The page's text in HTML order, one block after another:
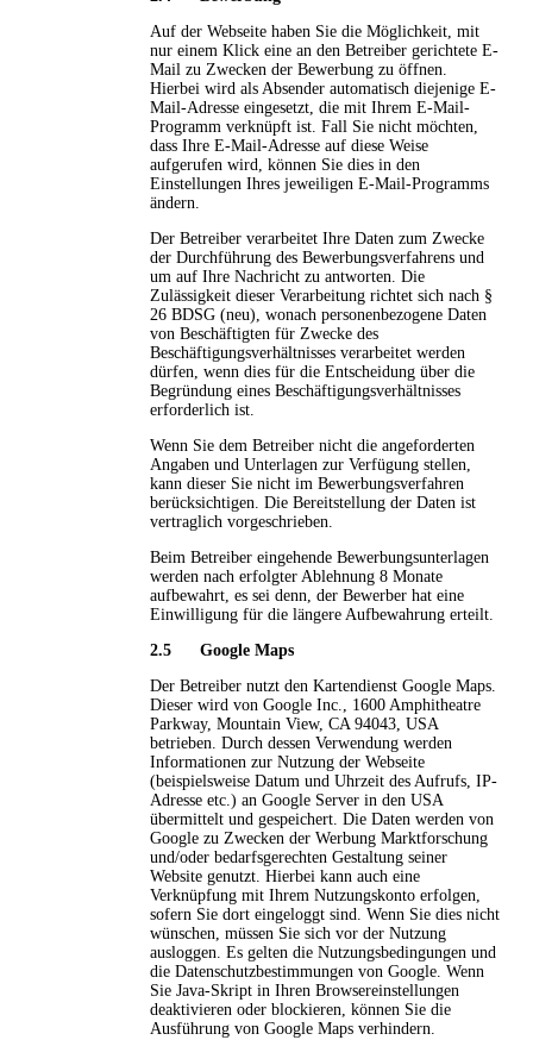
Auf der Webseite haben Sie die Möglichkeit, mit
nur einem Klick eine an den Betreiber gerichtete E-
Mail zu Zwecken der Bewerbung zu öffnen.
Hierbei wird als Absender automatisch diejenige E-
Mail-Adresse eingesetzt, die mit Ihrem E-Mail-
Programm verknüpft ist. Fall Sie nicht möchten,
dass Ihre E-Mail-Adresse auf diese Weise
aufgerufen wird, können Sie dies in den
Einstellungen Ihres jeweiligen E-Mail-Programms
ändern.
Der Betreiber verarbeitet Ihre Daten zum Zwecke
der Durchführung des Bewerbungsverfahrens und
um auf Ihre Nachricht zu antworten. Die
Zulässigkeit dieser Verarbeitung richtet sich nach §
26 BDSG (neu), wonach personenbezogene Daten
von Beschäftigten für Zwecke des
Beschäftigungsverhältnisses verarbeitet werden
dürfen, wenn dies für die Entscheidung über die
Begründung eines Beschäftigungsverhältnisses
erforderlich ist.
Wenn Sie dem Betreiber nicht die angeforderten
Angaben und Unterlagen zur Verfügung stellen,
kann dieser Sie nicht im Bewerbungsverfahren
berücksichtigen. Die Bereitstellung der Daten ist
vertraglich vorgeschrieben.
Beim Betreiber eingehende Bewerbungsunterlagen
werden nach erfolgter Ablehnung 8 Monate
aufbewahrt, es sei denn, der Bewerber hat eine
Einwilligung für die längere Aufbewahrung erteilt.
2.5 Google Maps
Der Betreiber nutzt den Kartendienst Google Maps.
Dieser wird von Google Inc., 1600 Amphitheatre
Parkway, Mountain View, CA 94043, USA
betrieben. Durch dessen Verwendung werden
Informationen zur Nutzung der Webseite
(beispielsweise Datum und Uhrzeit des Aufrufs, IP-
Adresse etc.) an Google Server in den USA
übermittelt und gespeichert. Die Daten werden von
Google zu Zwecken der Werbung Marktforschung
und/oder bedarfsgerechten Gestaltung seiner
Website genutzt. Hierbei kann auch eine
Verknüpfung mit Ihrem Nutzungskonto erfolgen,
sofern Sie dort eingeloggt sind. Wenn Sie dies nicht
wünschen, müssen Sie sich vor der Nutzung
ausloggen. Es gelten die Nutzungsbedingungen und
die Datenschutzbestimmungen von Google. Wenn
Sie Java-Skript in Ihren Browsereinstellungen
deaktivieren oder blockieren, können Sie die
Ausführung von Google Maps verhindern.